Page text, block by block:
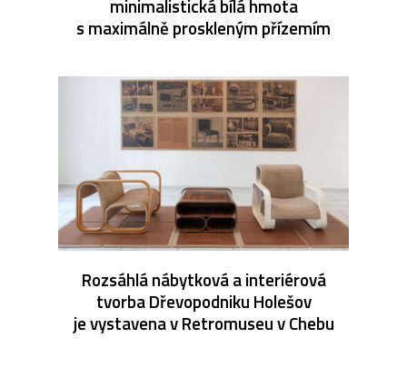
minimalistická bílá hmota
s maximálně proskleným přízemím
Rozsáhlá nábytková a interiérová
tvorba Dřevopodniku Holešov
je vystavena v Retromuseu v Chebu